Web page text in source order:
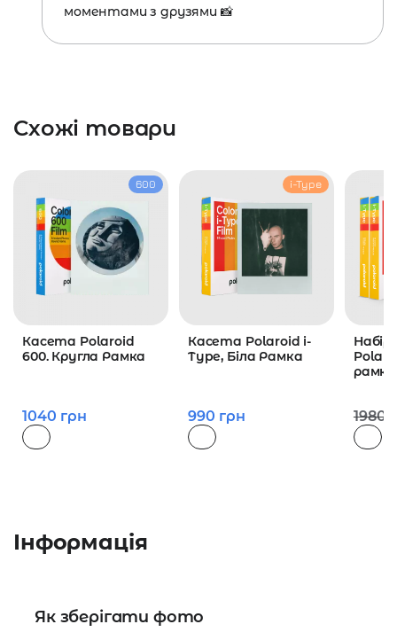
моментами з друзями 📸
Схожі товари
600
Касета Polaroid
600. Кругла Рамка
1040 грн
i-Type
Касета Polaroid i-
Type, Біла Рамка
990 грн
Набір
рамка
1980
Інформація
Як зберігати фото